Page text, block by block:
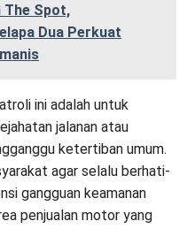
The Spot,
Dua Perkuat
ini adalah untuk
jalanan atau
ketertiban umum.
agar selalu berhati-
gangguan keamanan
penjualan motor yang